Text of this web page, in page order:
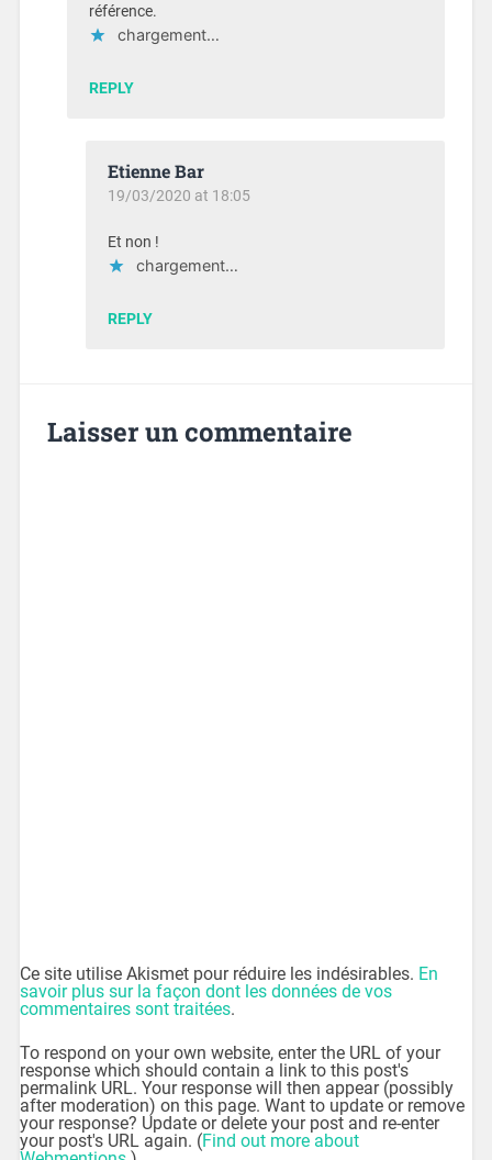
référence.
chargement…
REPLY
Etienne Bar
19/03/2020 at 18:05
Et non !
chargement…
REPLY
Laisser un commentaire
Ce site utilise Akismet pour réduire les indésirables. En
savoir plus sur la façon dont les données de vos
commentaires sont traitées.
To respond on your own website, enter the URL of your
response which should contain a link to this post's
permalink URL. Your response will then appear (possibly
after moderation) on this page. Want to update or remove
your response? Update or delete your post and re-enter
your post's URL again. (Find out more about